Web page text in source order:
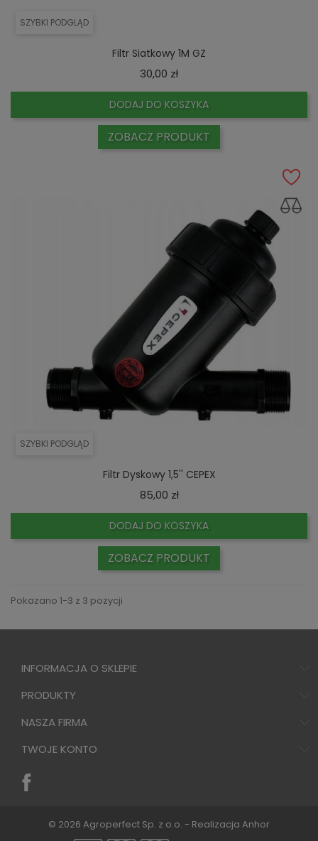
SZYBKI PODGLĄD
Filtr Siatkowy 1M GZ
30,00 złCena
DODAJ DO KOSZYKA
ZOBACZ PRODUKT
SZYBKI PODGLĄD
Filtr Dyskowy 1,5'' CEPEX
85,00 złCena
DODAJ DO KOSZYKA
ZOBACZ PRODUKT
Pokazano 1-3 z 3 pozycji
INFORMACJA O SKLEPIE
PRODUKTY
NASZA FIRMA
TWOJE KONTO
© 2026 Agroperfect Sp. z o.o. - Realizacja Anhor